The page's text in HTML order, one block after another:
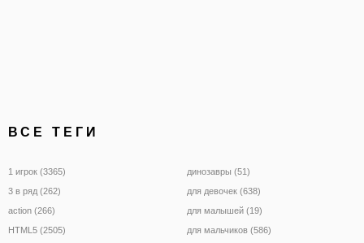
ВСЕ ТЕГИ
1 игрок (3365)
3 в ряд (262)
action (266)
HTML5 (2505)
динозавры (51)
для девочек (638)
для малышей (19)
для мальчиков (586)